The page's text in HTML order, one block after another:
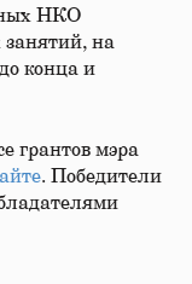
НКО
занятий, на
конца и
грантов мэра
. Победители